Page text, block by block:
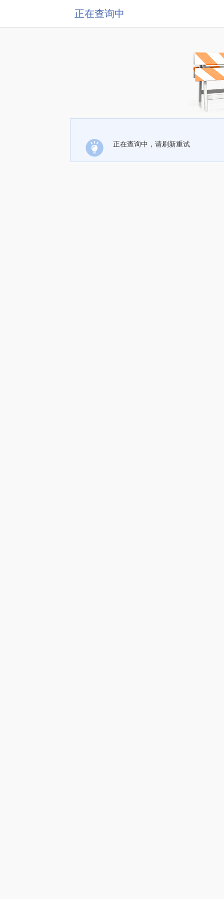
正在查询中
正在查询中，请刷新重试